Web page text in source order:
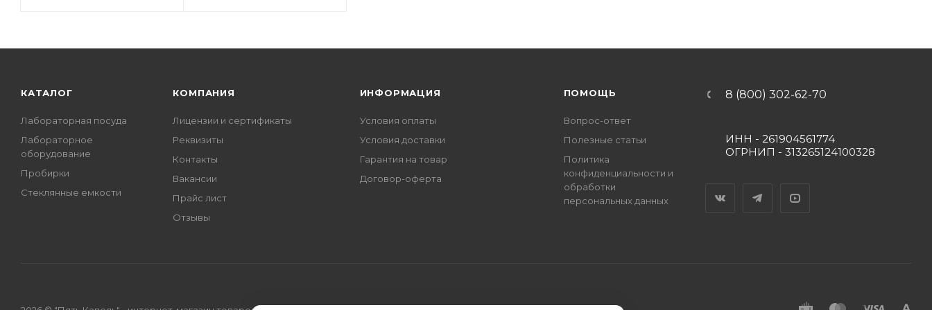
КАТАЛОГ
Лабораторная посуда
Лабораторное
оборудование
Пробирки
Стеклянные емкости
КОМПАНИЯ
Лицензии и сертификаты
Реквизиты
Контакты
Вакансии
Прайс лист
Отзывы
ИНФОРМАЦИЯ
Условия оплаты
Условия доставки
Гарантия на товар
Договор-оферта
ПОМОЩЬ
Вопрос-ответ
Полезные статьи
Политика
конфиденциальности и
обработки
персональных данных
8 (800) 302-62-70
ИНН - 261904561774
ОГРНИП - 313265124100328